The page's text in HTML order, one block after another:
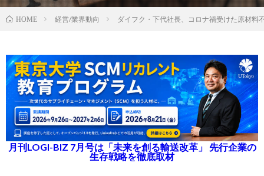
HOME 経営/業界動向 ダイフク・下代社長、コロナ禍受けた原材料
月刊LOGI-BIZ 7月号は「未来を創る輸送改革」 先行企業の
生存戦略を徹底取材